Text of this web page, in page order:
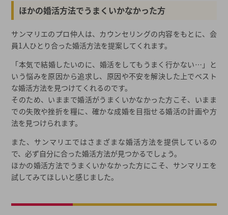
ほかの婚活方法でうまくいかなかった方
サンマリエのプロ仲人は、カウンセリングの内容をもとに、会
員1人ひとり合った婚活方法を提案してくれます。
「本気で結婚したいのに、婚活をしてもうまく行かない…」と
いう悩みを原因から追求し、原因や不安を解決した上でベスト
な婚活方法を見つけてくれるのです。
そのため、いままで婚活がうまくいかなかった方こそ、いまま
での失敗や挫折を糧に、確かな成婚を目指せる婚活の計画や方
法を見つけられます。
また、サンマリエではさまざまな婚活方法を提供しているの
で、必ず自分に合った婚活方法が見つかるでしょう。
ほかの婚活方法でうまくいかなかった方にこそ、サンマリエを
試してみてほしいと感じました。